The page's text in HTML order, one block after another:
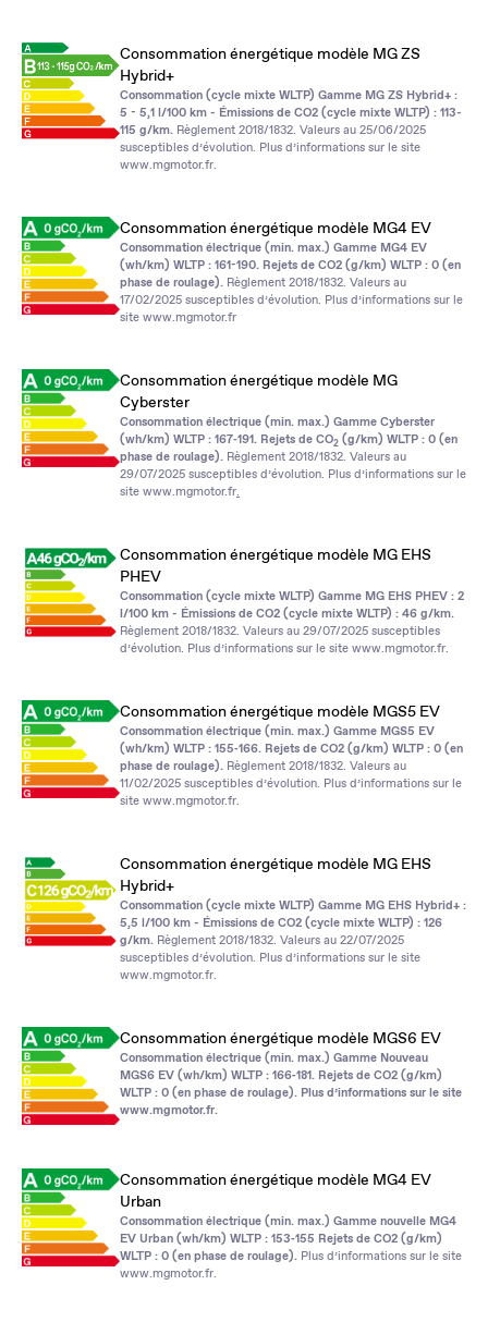
Consommation énergétique modèle MG ZS
Hybrid+
Consommation (cycle mixte WLTP) Gamme MG ZS Hybrid+ :
5 - 5,1 l/100 km - Émissions de CO2 (cycle mixte WLTP) : 113-
115 g/km. Règlement 2018/1832. Valeurs au 25/06/2025
susceptibles d’évolution. Plus d’informations sur le site
www.mgmotor.fr.
Consommation énergétique modèle MG4 EV
Consommation électrique (min. max.) Gamme MG4 EV
(wh/km) WLTP : 161-190. Rejets de CO2 (g/km) WLTP : 0 (en
phase de roulage). Règlement 2018/1832. Valeurs au
17/02/2025 susceptibles d’évolution. Plus d’informations sur le
site www.mgmotor.fr
Consommation énergétique modèle MG
Cyberster
Consommation électrique (min. max.) Gamme Cyberster
(wh/km) WLTP : 167‑191. Rejets de CO2 (g/km) WLTP : 0 (en
phase de roulage). Règlement 2018/1832. Valeurs au
29/07/2025 susceptibles d’évolution. Plus d’informations sur le
site www.mgmotor.fr.
Consommation énergétique modèle MG EHS
PHEV
Consommation (cycle mixte WLTP) Gamme MG EHS PHEV : 2
l/100 km - Émissions de CO2 (cycle mixte WLTP) : 46 g/km.
Règlement 2018/1832. Valeurs au 29/07/2025 susceptibles
d’évolution. Plus d’informations sur le site www.mgmotor.fr.
Consommation énergétique modèle MGS5 EV
Consommation électrique (min. max.) Gamme MGS5 EV
(wh/km) WLTP : 155‑166. Rejets de CO2 (g/km) WLTP : 0 (en
phase de roulage). Règlement 2018/1832. Valeurs au
11/02/2025 susceptibles d’évolution. Plus d’informations sur le
site www.mgmotor.fr.
Consommation énergétique modèle MG EHS
Hybrid+
Consommation (cycle mixte WLTP) Gamme MG EHS Hybrid+ :
5,5 l/100 km - Émissions de CO2 (cycle mixte WLTP) : 126
g/km. Règlement 2018/1832. Valeurs au 22/07/2025
susceptibles d’évolution. Plus d’informations sur le site
www.mgmotor.fr.
Consommation énergétique modèle MGS6 EV
Consommation électrique (min. max.) Gamme Nouveau
MGS6 EV (wh/km) WLTP : 166‑181. Rejets de CO2 (g/km)
WLTP : 0 (en phase de roulage). Plus d’informations sur le site
www.mgmotor.fr.
Consommation énergétique modèle MG4 EV
Urban
Consommation électrique (min. max.) Gamme nouvelle MG4
EV Urban (wh/km) WLTP : 153‑155 Rejets de CO2 (g/km)
WLTP : 0 (en phase de roulage). Plus d’informations sur le site
www.mgmotor.fr.